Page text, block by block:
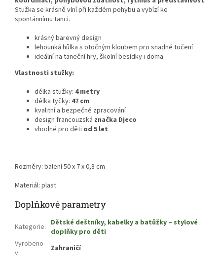
Stužka se krásně vlní při každém pohybu a vybízí ke
spontánnímu tanci.
krásný barevný design
lehounká hůlka s otočným kloubem pro snadné točení
ideální na taneční hry, školní besídky i doma
Vlastnosti stužky:
délka stužky: 4 metry
délka tyčky: 47 cm
kvalitní a bezpečné zpracování
design francouzská značka Djeco
vhodné pro děti od 5 let
Rozměry: balení 50 x 7 x 0,8 cm
Materiál: plast
Doplňkové parametry
Kategorie: Dětské deštníky, kabelky a batůžky – stylové
doplňky pro děti
Vyrobeno
v:
Zahraničí